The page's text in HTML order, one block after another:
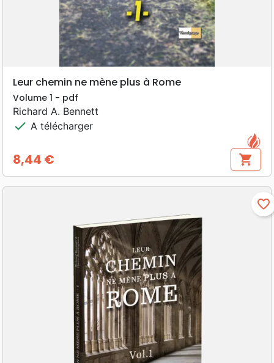
Leur chemin ne mène plus à Rome
Volume 1 - pdf
Richard A. Bennett
check A télécharger
Prix
8,44 € shopping_cart
favorite_border